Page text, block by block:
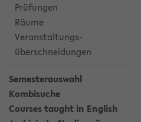
Prüfungen
Räume
Veranstaltungs-
überschneidungen
Semesterauswahl
Kombisuche
Courses taught in English